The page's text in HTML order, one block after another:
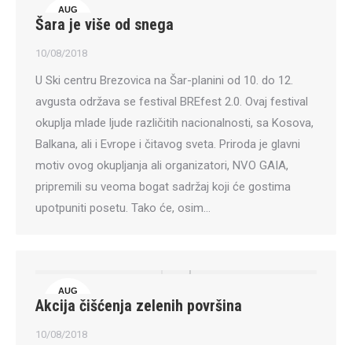
AUG
10
Šara je više od snega
10/08/2018
U Ski centru Brezovica na Šar-planini od 10. do 12.
avgusta održava se festival BREfest 2.0. Ovaj festival
okuplja mlade ljude različitih nacionalnosti, sa Kosova,
Balkana, ali i Evrope i čitavog sveta. Priroda je glavni
motiv ovog okupljanja ali organizatori, NVO GAIA,
pripremili su veoma bogat sadržaj koji će gostima
upotpuniti posetu. Tako će, osim…
AUG
10
Akcija čišćenja zelenih površina
10/08/2018